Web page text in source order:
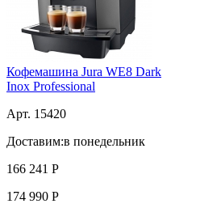
Кофемашина Jura WE8 Dark
Inox Professional
Арт. 15420
Доставим:в понедельник
166 241 Р
174 990 Р